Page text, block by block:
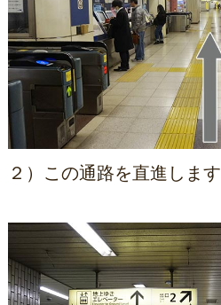
２）この通路を直進します